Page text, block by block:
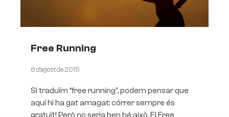
Free Running
6 d'agost de 2015
Si traduïm “free running”, podem pensar que
aquí hi ha gat amagat: córrer sempre és
gratuït! Però no seria ben bé això. El Free